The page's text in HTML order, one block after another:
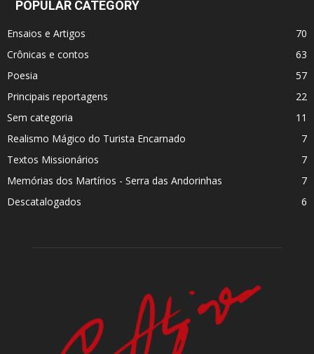
POPULAR CATEGORY
Ensaios e Artigos
70
Crônicas e contos
63
Poesia
57
Principais reportagens
22
Sem categoria
11
Realismo Mágico do Turista Encarnado
7
Textos Missionários
7
Memórias dos Martí­rios - Serra das Andorinhas
7
Descatalogados
6